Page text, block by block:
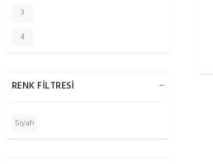
3
4
RENK FİLTRESİ
Siyah